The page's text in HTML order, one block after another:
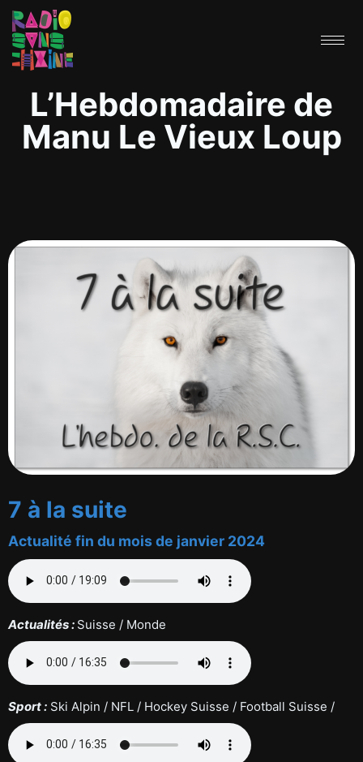
L’Hebdomadaire de
Manu Le Vieux Loup
7 à la suite
Actualité fin du mois de janvier 2024
Actualités : Suisse / Monde
Sport : Ski Alpin / NFL / Hockey Suisse / Football Suisse /